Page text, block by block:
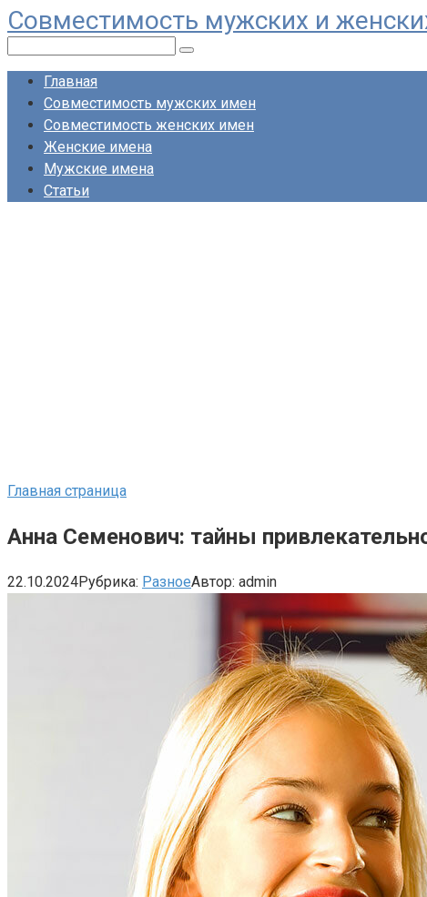
Перейти
к
контенту
Совместимость мужских и
Главная
Совместимость мужских имен
Совместимость женских имен
Женские имена
Мужские имена
Статьи
Главная страница
Анна Семенович: тайны
22.10.2024Рубрика: РазноеАвтор: admin